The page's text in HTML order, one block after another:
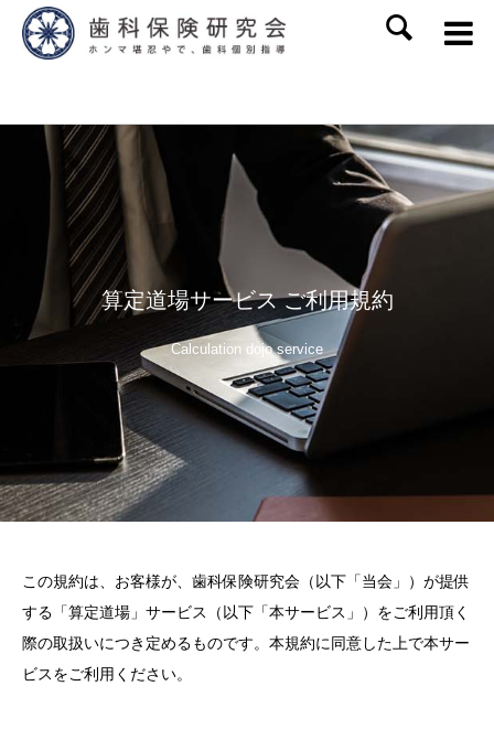
算定道場サービス ご利用規約
Calculation dojo service
この規約は、お客様が、歯科保険研究会（以下「当会」）が提供
する「算定道場」サービス（以下「本サービス」）をご利用頂く
際の取扱いにつき定めるものです。本規約に同意した上で本サー
ビスをご利用ください。